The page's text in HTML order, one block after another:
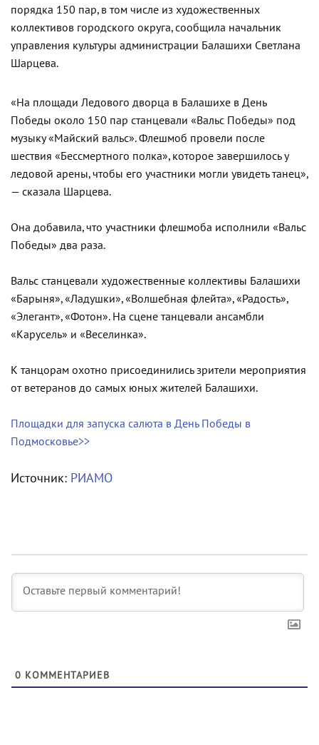
порядка 150 пар, в том числе из художественных
коллективов городского округа, сообщила начальник
управления культуры администрации Балашихи Светлана
Шарцева.
«На площади Ледового дворца в Балашихе в День
Победы около 150 пар станцевали «Вальс Победы» под
музыку «Майский вальс». Флешмоб провели после
шествия «Бессмертного полка», которое завершилось у
ледовой арены, чтобы его участники могли увидеть танец»,
— сказала Шарцева.
Она добавила, что участники флешмоба исполнили «Вальс
Победы» два раза.
Вальс станцевали художественные коллективы Балашихи
«Барыня», «Ладушки», «Волшебная флейта», «Радость»,
«Элегант», «Фотон». На сцене танцевали ансамбли
«Карусель» и «Веселинка».
К танцорам охотно присоединились зрители мероприятия
от ветеранов до самых юных жителей Балашихи.
Площадки для запуска салюта в День Победы в
Подмосковье>>
Источник: РИАМО
0 КОММЕНТАРИЕВ